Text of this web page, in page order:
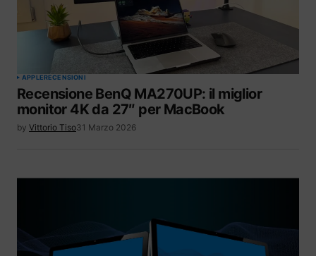
APPLERECENSIONI
Recensione BenQ MA270UP: il miglior
monitor 4K da 27″ per MacBook
by Vittorio Tiso31 Marzo 2026